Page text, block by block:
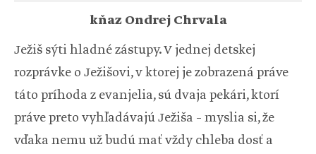
kňaz Ondrej Chrvala
Ježiš sýti hladné zástupy. V jednej detskej
rozprávke o Ježišovi, v ktorej je zobrazená práve
táto príhoda z evanjelia, sú dvaja pekári, ktorí
práve preto vyhľadávajú Ježiša – myslia si, že
vďaka nemu už budú mať vždy chleba dosť a